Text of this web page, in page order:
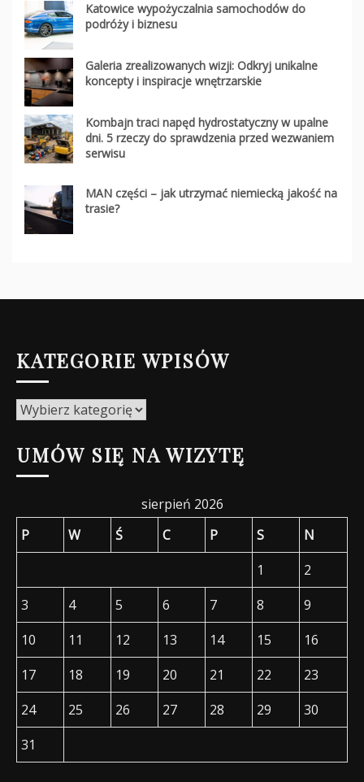
Katowice wypożyczalnia samochodów do
podróży i biznesu
Galeria zrealizowanych wizji: Odkryj unikalne
koncepty i inspiracje wnętrzarskie
Kombajn traci napęd hydrostatyczny w upalne
dni. 5 rzeczy do sprawdzenia przed wezwaniem
serwisu
MAN części – jak utrzymać niemiecką jakość na
trasie?
KATEGORIE WPISÓW
Kategorie
UMÓW SIĘ NA WIZYTĘ
sierpień 2026
P
W Ś C P S
N
1
2
3
4 5 6 7 8
9
10
11 12 13 14 15
16
17
18 19 20 21 22
23
24
25 26 27 28 29
30
31